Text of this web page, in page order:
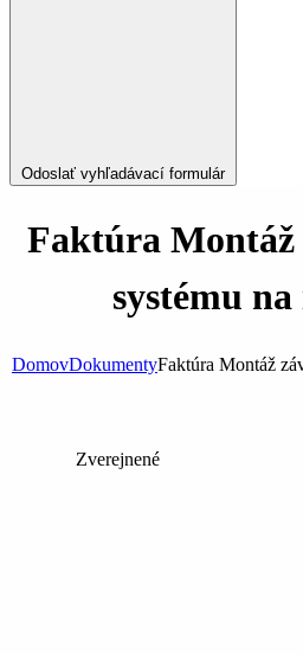
Odoslať vyhľadávací formulár
Faktúra Montáž
systému
DomovDokumentyFaktúra Montáž
Zverejnené